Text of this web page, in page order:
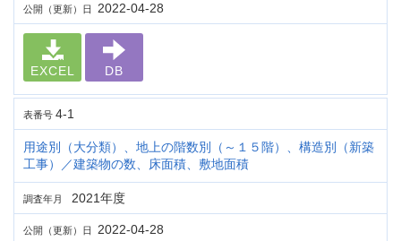
公開（更新）日 2022-04-28
EXCEL DB
表番号 4-1
用途別（大分類）、地上の階数別（～１５階）、構造別（新築
工事）／建築物の数、床面積、敷地面積
調査年月 2021年度
公開（更新）日 2022-04-28